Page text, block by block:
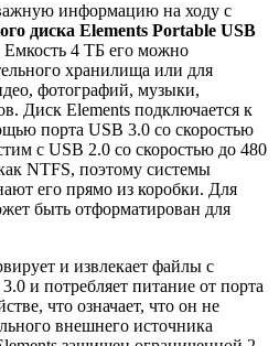
информацию на ходу с
диска Elements Portable USB
Емкость 4 ТБ его можно
хранилища или для
фотографий, музыки,
Диск Elements подключается к
порта USB 3.0 со скоростью
с USB 2.0 со скоростью до 480
NTFS, поэтому системы
его прямо из коробки. Для
быть отформатирован для
и извлекает файлы с
и потребляет питание от порта
что означает, что он не
внешнего источника